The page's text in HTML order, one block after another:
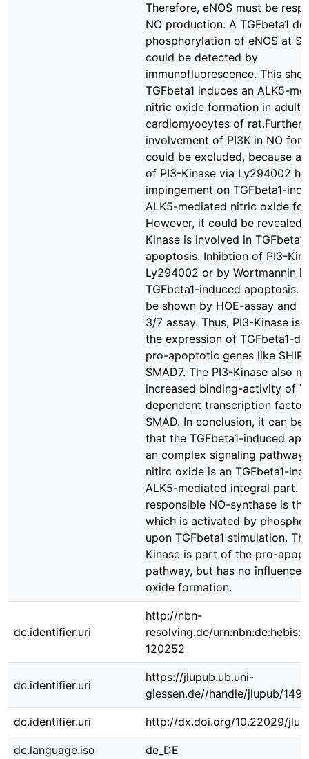
Therefore, eNOS must be
NO production. A TGFbeta1
phosphorylation of eNOS at
could be detected by
immunofluorescence. This
TGFbeta1 induces an ALK5-
nitric oxide formation in adult
cardiomyocytes of
involvement of PI3K in NO
could be excluded, because
of PI3-Kinase via Ly294002
impingement on TGFbeta1-
ALK5-mediated nitric oxide
However, it could be revealed
Kinase is involved in TGFbeta1
apoptosis. Inhibtion of PI3-
Ly294002 or by Wortmannin
TGFbeta1-induced apoptosis.
be shown by HOE-assay and
3/7 assay. Thus, PI3-Kinase is
the expression of TGFbeta1-
pro-apoptotic genes like SHIP,
SMAD7. The PI3-Kinase also
increased binding-activity of
dependent transcription
SMAD. In conclusion, it can be
that the TGFbeta1-induced
an complex signaling
nitirc oxide is an TGFbeta1-
ALK5-mediated integral part.
responsible NO-synthase is
which is activated by
upon TGFbeta1 stimulation.
Kinase is part of the pro-
pathway, but has no influence
oxide formation.
dc.identifier.uri
http://nbn-
resolving.de/
120252
dc.identifier.uri
https://jlupub.ub.uni-
giessen.de//handle/jlupub/
dc.identifier.uri http://dx.doi.org/10.22029/
dc.language.iso de_DE